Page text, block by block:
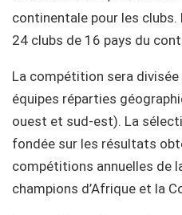
continentale pour les clubs.
24 clubs de 16 pays du
La compétition sera
équipes réparties
ouest et sud-est). La
fondée sur les résultats
compétitions annuelles de
champions d’Afrique et la